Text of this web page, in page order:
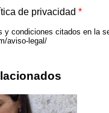
de privacidad *
y condiciones citados en la
aviso-legal/